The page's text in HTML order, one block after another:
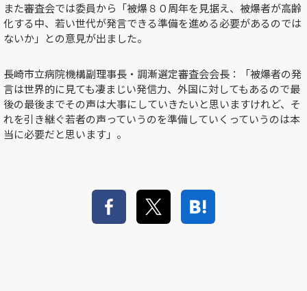
また審査会では委員から「被爆８０周年を見据え、被爆者が高齢
化する中、若い世代が発言できる準備を進める必要があるのでは
ないか」との意見が出ました。
長崎市立病院機構副理事長・調漸選定審査会会長：「被爆者の発
言は世界的に見ても凄まじい発信力、外国に対してもあるので最
後の最後までその声は大事にしていきたいと思いますけれど、そ
れを引き継ぐ若者の声っていうのを準備していくっていうのは本
当に必要だと思います」。